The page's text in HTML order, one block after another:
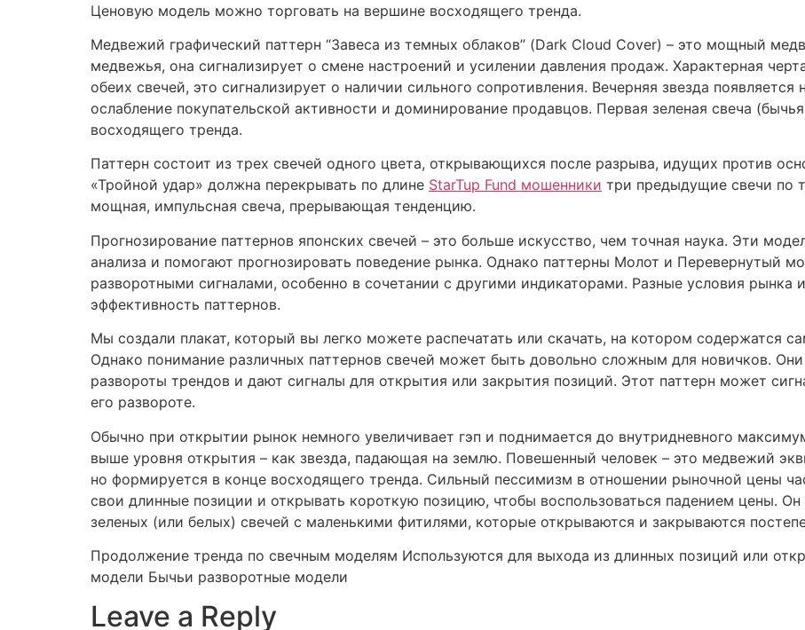
Ценовую модель можно торговать на вершине восходящего тренда.
Медвежий графический паттерн “Завеса из темных облаков” (Dark Cloud Cover) – это мощный
медвежья, она сигнализирует о смене настроений и усилении давления продаж. Характерная
обеих свечей, это сигнализирует о наличии сильного сопротивления. Вечерняя звезда
ослабление покупательской активности и доминирование продавцов. Первая зеленая свеча
восходящего тренда.
Паттерн состоит из трех свечей одного цвета, открывающихся после разрыва, идущих против
«Тройной удар» должна перекрывать по длине StarTup Fund мошенники три предыдущие свечи по
мощная, импульсная свеча, прерывающая тенденцию.
Прогнозирование паттернов японских свечей – это больше искусство, чем точная наука. Эти
анализа и помогают прогнозировать поведение рынка. Однако паттерны Молот и Перевернутый
разворотными сигналами, особенно в сочетании с другими индикаторами. Разные условия рынка
эффективность паттернов.
Мы создали плакат, который вы легко можете распечатать или скачать, на котором содержатся
Однако понимание различных паттернов свечей может быть довольно сложным для новичков.
развороты трендов и дают сигналы для открытия или закрытия позиций. Этот паттерн может
его развороте.
Обычно при открытии рынок немного увеличивает гэп и поднимается до внутридневного
выше уровня открытия – как звезда, падающая на землю. Повешенный человек – это медвежий
но формируется в конце восходящего тренда. Сильный пессимизм в отношении рыночной цены
свои длинные позиции и открывать короткую позицию, чтобы воспользоваться падением цены.
зеленых (или белых) свечей с маленькими фитилями, которые открываются и закрываются
Продолжение тренда по свечным моделям Используются для выхода из длинных позиций или
модели Бычьи разворотные модели
Leave a Reply